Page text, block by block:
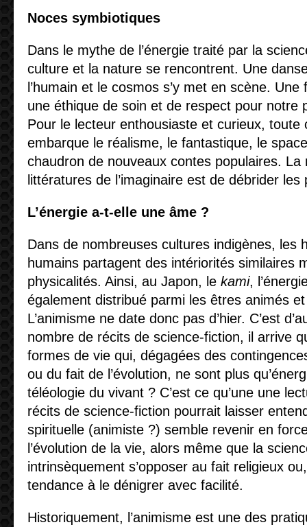
Noces symbiotiques
Dans le mythe de l’énergie traité par la
culture et la nature se rencontrent. Une
l’humain et le cosmos s’y met en scène.
une éthique de soin et de respect pour notre
Pour le lecteur enthousiaste et curieux, toute
embarque le réalisme, le fantastique, le
chaudron de nouveaux contes populaires. La
littératures de l’imaginaire est de débrider les
L’énergie a-t-elle une âme ?
Dans de nombreuses cultures indigènes, les
humains partagent des intériorités similaires
physicalités. Ainsi, au Japon, le kami,
également distribué parmi les êtres animés
L’animisme ne date donc pas d’hier. C’est
nombre de récits de science-fiction, il arrive
formes de vie qui, dégagées des
ou du fait de l’évolution, ne sont plus
téléologie du vivant ? C’est ce qu’une une
récits de science-fiction pourrait laisser
spirituelle (animiste ?) semble revenir en
l’évolution de la vie, alors même que la
intrinsèquement s’opposer au fait religieux
tendance à le dénigrer avec facilité.
Historiquement, l’animisme est une des